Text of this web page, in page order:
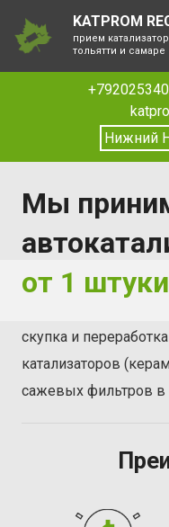
KATPROM
прием
тольятти и самаре
Нижний
Мы
от 1 штуки
скупка и
катализаторов
сажевых фильтров в